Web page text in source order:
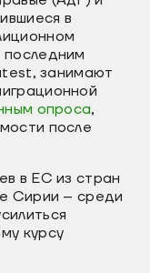
в
последним
занимают
опроса,
после
в ЕС из стран
Сирии – среди
курсу